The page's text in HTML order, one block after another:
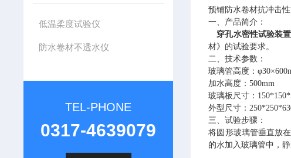
低温柔度试验仪
防水卷材不透水仪
TEL-PHONE
0317-4639079
预铺防水卷材抗冲击
一、产品简介：
穿孔水密性试验装置
材》的试验要求。
二、技术参数：
玻璃管高度：
加水高度：500mm
玻璃板尺寸：
外型尺寸：
三、试验步骤：
将圆形玻璃管垂直放
的水加入玻璃管中，